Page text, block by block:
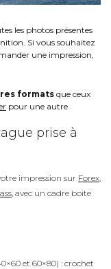
les photos présentes
Si vous souhaitez
une impression,
formats que ceux
pour une autre
prise à
impression sur Forex
, avec un cadre boite
et 60×80) : crochet